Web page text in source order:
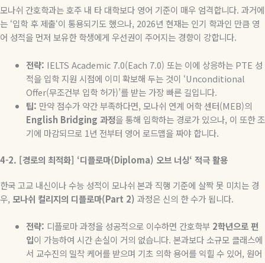
모나쉬 간호학과는 호주 내 타 대학보다 영어 기준이 매우 엄격합니다. 과거에
는 ‘입학 후 제출‘이 통용되기도 했으나, 2026년 현재는 인기 학과인 만큼 영
어 성적을 먼저 보유한 학생에게 우선권이 주어지는 경향이 강합니다.
전략: IELTS Academic 7.0(Each 7.0) 또는 이에 상응하는PTE 성
적을 입학 지원 시점에 이미 확보해 두는 것이 ‘Unconditional
Offer(무조건부 입학 허가)’를 받는 가장 빠른 길입니다.
팁: 만약 점수가 약간 부족하다면, 모나쉬 연계 어학 센터(MEB)의
English Bridging 과정을 통해 입학하는 경로가 있으나, 이 또한 조
기에 마감되므로1년 전부터 영어 로드맵을 짜야 합니다.
4-2. [경로의 최적화] ‘디플로마(Diploma) 오브 너싱‘ 적극활용
한국 고교 내신이나 수능 성적이 모나쉬 본과 직행 기준에 살짝 못 미치는 경
우, 모나쉬 컬리지의 디플로마(Part 2) 과정은 신의 한 수가 됩니다.
전략: 디플로마 과정을 성공적으로 이수하면 간호학부 2학년으로 편
입이 가능하여 시간 손실이 거의 없습니다. 본과보다 소규모 클래스에
서 교수진의 밀착 케어를 받으며 기초 의학 용어를 익힐 수 있어, 원어